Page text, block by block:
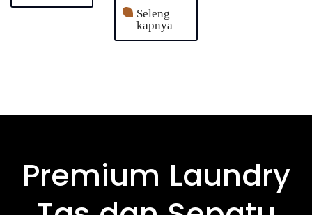
Seleng
kapnya
Premium Laundry